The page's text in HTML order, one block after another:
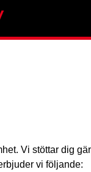
Vi stöttar dig
vi följande: